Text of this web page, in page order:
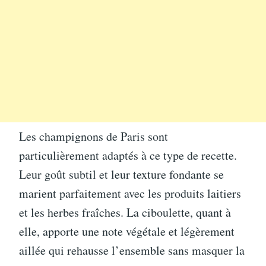
Les champignons de Paris sont
particulièrement adaptés à ce type de recette.
Leur goût subtil et leur texture fondante se
marient parfaitement avec les produits laitiers
et les herbes fraîches. La ciboulette, quant à
elle, apporte une note végétale et légèrement
aillée qui rehausse l’ensemble sans masquer la